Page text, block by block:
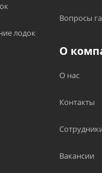
лодок
Вопросы
О
О нас
Контакты
Вакансии